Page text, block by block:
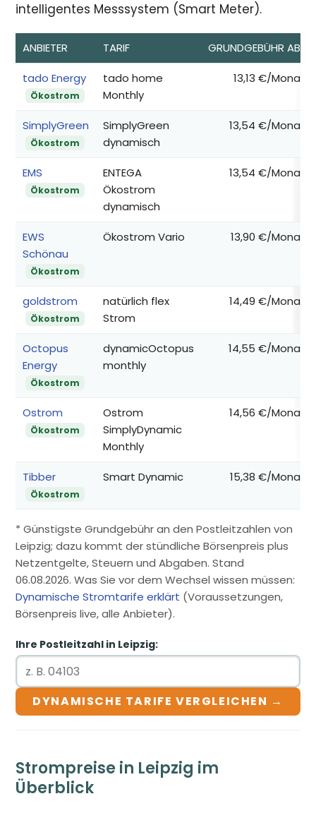
intelligentes Messsystem (Smart Meter).
ANBIETER TARIF GRUNDGEBÜHR AB*
tado Energy
Ökostrom
tado home
Monthly
13,13 €/Monat
SimplyGreen
Ökostrom
SimplyGreen
dynamisch
13,54 €/Monat
EMS
Ökostrom
ENTEGA
Ökostrom
dynamisch
13,54 €/Monat
EWS
Schönau
Ökostrom
Ökostrom Vario 13,90 €/Monat
goldstrom
Ökostrom
natürlich flex
Strom
14,49 €/Monat
Octopus
Energy
Ökostrom
dynamicOctopus
monthly
14,55 €/Monat
Ostrom
Ökostrom
Ostrom
SimplyDynamic
Monthly
14,56 €/Monat
Tibber
Ökostrom
Smart Dynamic 15,38 €/Monat
* Günstigste Grundgebühr an den Postleitzahlen von
Leipzig; dazu kommt der stündliche Börsenpreis plus
Netzentgelte, Steuern und Abgaben. Stand
06.08.2026. Was Sie vor dem Wechsel wissen müssen:
Dynamische Stromtarife erklärt (Voraussetzungen,
Börsenpreis live, alle Anbieter).
Ihre Postleitzahl in Leipzig:
DYNAMISCHE TARIFE VERGLEICHEN →
Strompreise in Leipzig im
Überblick